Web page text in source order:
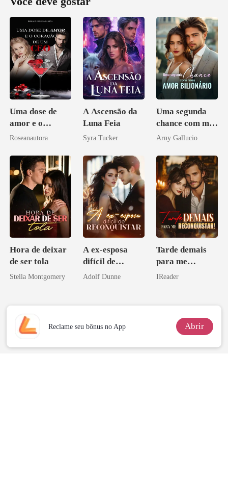
Uma dose de
amor e o
coração de um
Roseanautora
A Ascensão da
Luna Feia
Syra Tucker
Uma segunda
chance com meu
amor bilionário
Arny Gallucio
Hora de deixar
de ser tola
Stella Montgomery
A ex-esposa
difícil de
reconquistar
Adolf Dunne
Tarde demais
para me
reconquistar!
IReader
Reclame seu bônus no App Abrir